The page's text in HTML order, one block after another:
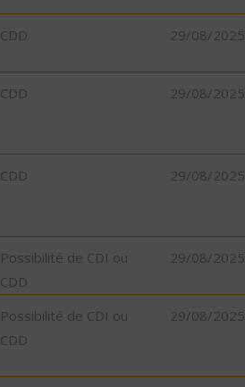
CDD 29/08/2025
CDD 29/08/2025
CDD 29/08/2025
Possibilité de CDI ou
CDD
29/08/2025
Possibilité de CDI ou
CDD
29/08/2025